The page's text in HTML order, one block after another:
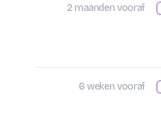
2 maanden vooraf
6 weken vooraf